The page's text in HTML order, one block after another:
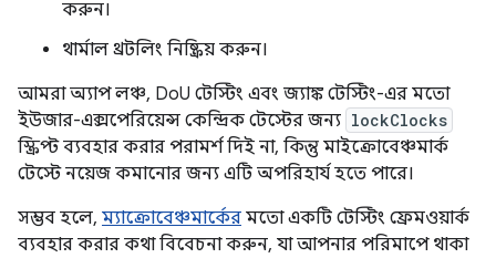
করুন।
থার্মাল থ্রটলিং নিষ্ক্রিয় করুন।
আমরা অ্যাপ লঞ্চ, DoU টেস্টিং এবং জ্যাঙ্ক টেস্টিং-এর মতো
ইউজার-এক্সপেরিয়েন্স কেন্দ্রিক টেস্টের জন্য lockClocks
স্ক্রিপ্ট ব্যবহার করার পরামর্শ দিই না, কিন্তু মাইক্রোবেঞ্চমার্ক
টেস্টে নয়েজ কমানোর জন্য এটি অপরিহার্য হতে পারে।
সম্ভব হলে, ম্যাক্রোবেঞ্চমার্কের মতো একটি টেস্টিং ফ্রেমওয়ার্ক
ব্যবহার করার কথা বিবেচনা করুন, যা আপনার পরিমাপে থাকা